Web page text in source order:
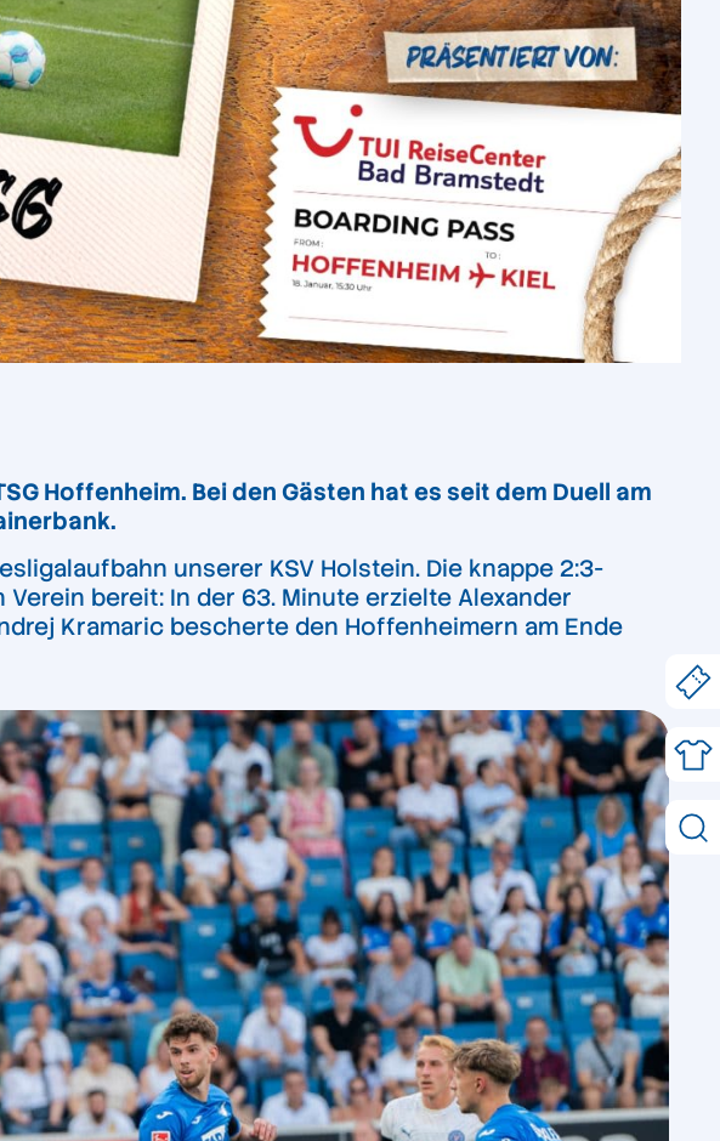
Hoffenheim. Bei den Gästen hat es seit dem Duell am
unserer KSV Holstein. Die knappe 2:3-
bereit: In der 63. Minute erzielte Alexander
Kramaric bescherte den Hoffenheimern am Ende